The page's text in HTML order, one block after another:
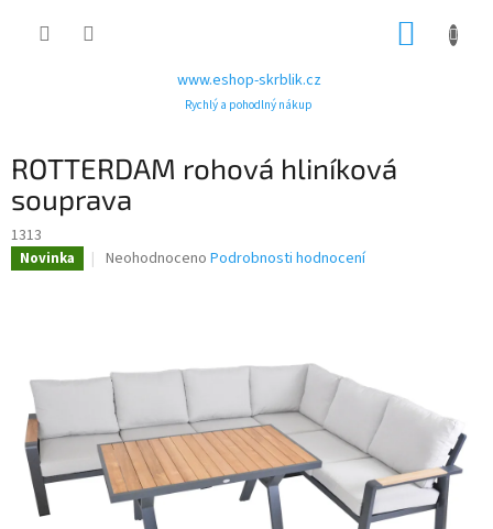
www.eshop-skrblik.cz
Rychlý a pohodlný nákup
ROTTERDAM rohová hliníková
souprava
1313
Novinka
Průměrné
5
hvězdiček.
Neohodnoceno Podrobnosti hodnocení